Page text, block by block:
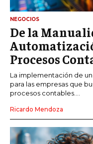
NEGOCIOS
De la
Procesos
La implementación de
para las empresas que
procesos contables....
Ricardo Mendoza